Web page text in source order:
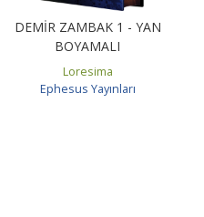
DEMİR ZAMBAK 1 - YAN
BOYAMALI
Loresima
Ephesus Yayınları